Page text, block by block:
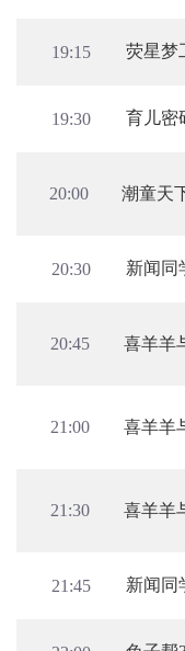
19:15 荧星梦
19:30 育儿密
20:00 潮童天
20:30 新闻同
20:45 喜羊羊
21:00 喜羊羊
21:30 喜羊羊
21:45 新闻同